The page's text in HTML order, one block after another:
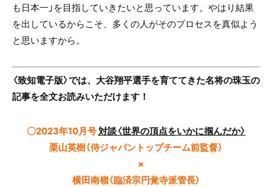
も日本一」を目指していきたいと思っています。やはり結果
を出しているからこそ、多くの人がそのプロセスを真似よう
と思いますから。
〈致知電子版〉では、大谷翔平選手を育ててきた名将の珠玉の
記事を全文お読みいただけます！
〇2023年10月号対談〈世界の頂点をいかに掴んだか〉
栗山英樹（侍ジャパントップチーム前監督）
×
横田南嶺（臨済宗円覚寺派管長）